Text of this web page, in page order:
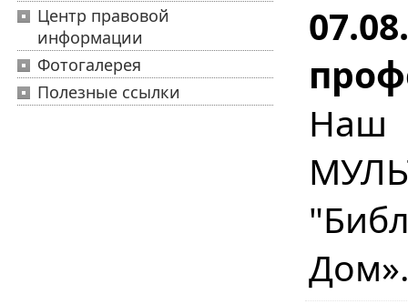
Центр правовой
информации
Фотогалерея
Полезные ссылки
Наш